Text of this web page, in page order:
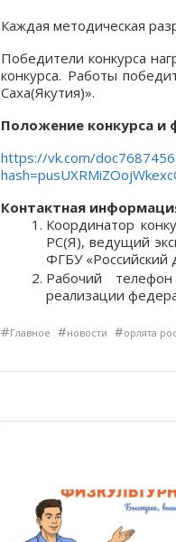
Каждая методическая
Победители конкурса
конкурса. Работы
Саха(Якутия)».
Положение конкурса и
https://vk.com/
Контактная
Координатор
РС(Я), ведущий
ФГБУ «Российский
Рабочий
реализации
#Главное #новости #орлята